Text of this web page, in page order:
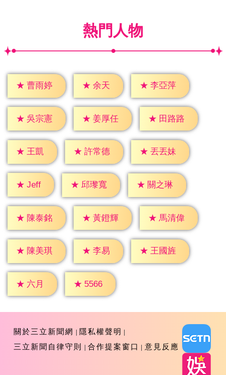
熱門人物
★ 曹雨婷 ★ 余天 ★ 李亞萍
★ 吳宗憲 ★ 姜厚任 ★ 田路路
★ 王凱 ★ 許常德 ★ 丟丟妹
★ Jeff ★ 邱瓈寬 ★ 關之琳
★ 陳泰銘 ★ 黃鐙輝 ★ 馬清偉
★ 陳美琪 ★ 李易 ★ 王國旌
★ 六月 ★ 5566
關於三立新聞網
隱私權聲明
三立新聞自律守則
合作提案窗口 意見反應